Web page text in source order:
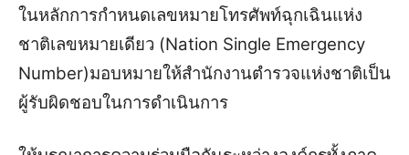
ในหลักการกำหนดเลขหมายโทรศัพท์ฉุกเฉินแห่ง
ชาติเลขหมายเดียว (Nation Single Emergency
Number)มอบหมายให้สำนักงานตำรวจแห่งชาติเป็น
ผู้รับผิดชอบในการดำเนินการ